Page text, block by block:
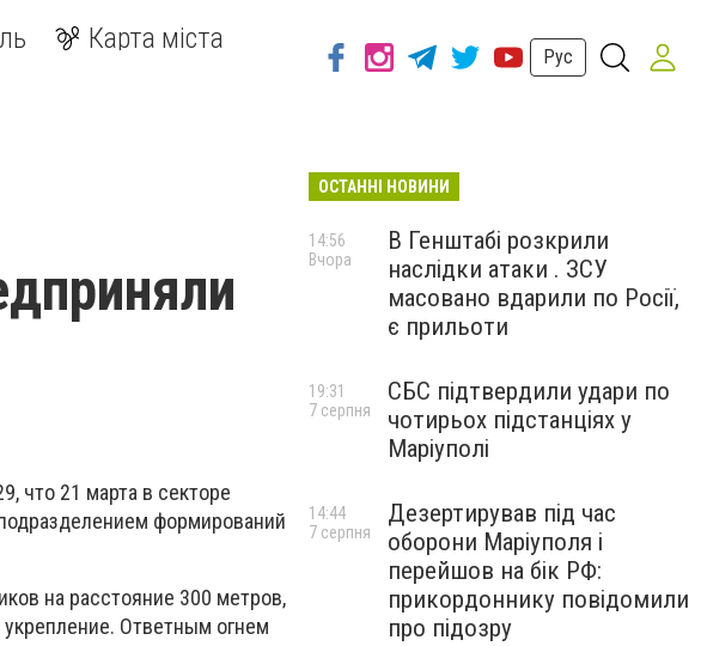
Карта міста
Рус
что 21 марта в секторе
формирований
на расстояние 300 метров,
укрепление. Ответным огнем
ОСТАННІ НОВИНИ
В Генштабі розкрили
наслідки атаки . ЗСУ
масовано вдарили по Росії,
є прильоти
14:56
Вчора
СБС підтвердили удари по
чотирьох підстанціях у
Маріуполі
19:31
7 серпня
Дезертирував під час
оборони Маріуполя і
перейшов на бік РФ:
прикордоннику повідомили
про підозру
14:44
7 серпня